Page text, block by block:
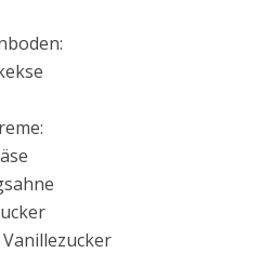
Vanillezucker